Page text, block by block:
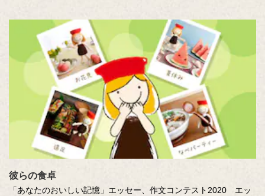
彼らの食卓
「あなたのおいしい記憶」エッセー、作文コンテスト2020 エッ